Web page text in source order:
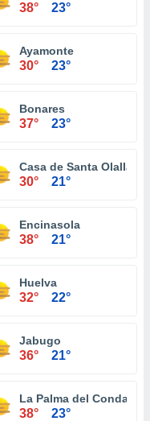
38° 23°
Ayamonte
30° 23°
Bonares
37° 23°
Casa de Santa Olalla
30° 21°
Encinasola
38° 21°
Huelva
32° 22°
Jabugo
36° 21°
La Palma del Condado
38° 23°